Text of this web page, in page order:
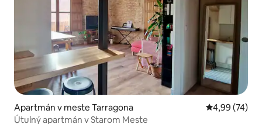
Apartmán v meste Tarragona Priemerné
4,99 (74)
Útulný apartmán v Starom Meste